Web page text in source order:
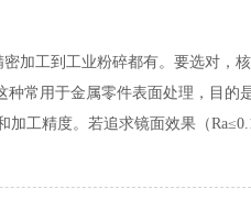
加工到工业粉碎都有。要选对，
常用于金属零件表面处理，目的
工精度。若追求镜面效果（